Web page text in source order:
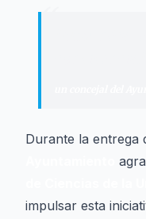
“
Durante la entrega
impulsar esta